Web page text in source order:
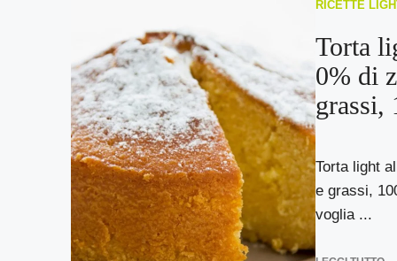
RICETTE
Torta
0% di
grassi,
Torta light
e grassi,
voglia ...